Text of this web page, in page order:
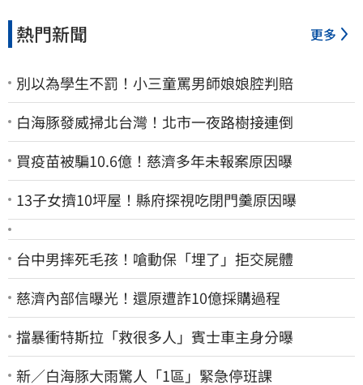
熱門新聞 更多
別以為學生不罰！小三童罵男師娘娘腔判賠
白海豚發威掃北台灣！北市一夜路樹接連倒
買疫苗被騙10.6億！慈濟多年未報案原因曝
13子女擠10坪屋！縣府探視吃閉門羹原因曝
台中男摔死毛孩！嗆動保「埋了」拒交屍體
慈濟內部信曝光！還原遭詐10億採購過程
擋暴衝特斯拉「救很多人」賓士車主身分曝
新／白海豚大雨驚人「1區」緊急停班課